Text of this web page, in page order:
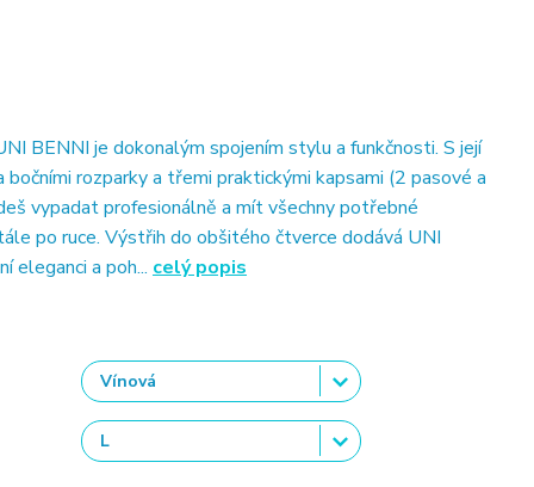
BENNI je dokonalým spojením stylu a funkčnosti. S její
bočními rozparky a třemi praktickými kapsami (2 pasové a
vypadat profesionálně a mít všechny potřebné
po ruce. Výstřih do obšitého čtverce dodává UNI
eleganci a poh... celý popis